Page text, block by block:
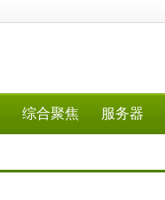
综合聚焦 服务器